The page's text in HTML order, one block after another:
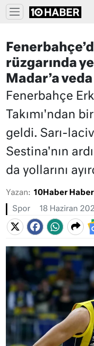
rüzgarında
Madar’a
Fenerbahçe
Takımı'ndan
geldi. Sarı-
Sestina'nın
da yollarını
Yazan: 10Haber
Spor 18 Haziran